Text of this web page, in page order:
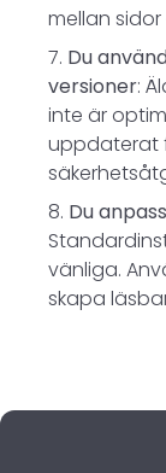
mellan
Du
versioner:
inte är
uppdaterat
Du
vänliga.
skapa